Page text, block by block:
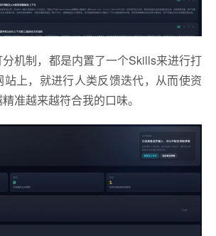
机制，都是内置了一个Skills来进行打
站上，就进行人类反馈迭代，从而使资
准越来越符合我的口味。